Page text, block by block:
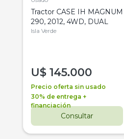
Tractor CASE IH MAGNUM
290, 2012, 4WD, DUAL
Isla Verde
U$ 145.000
Precio oferta sin usado
30% de entrega +
financiación
Consultar